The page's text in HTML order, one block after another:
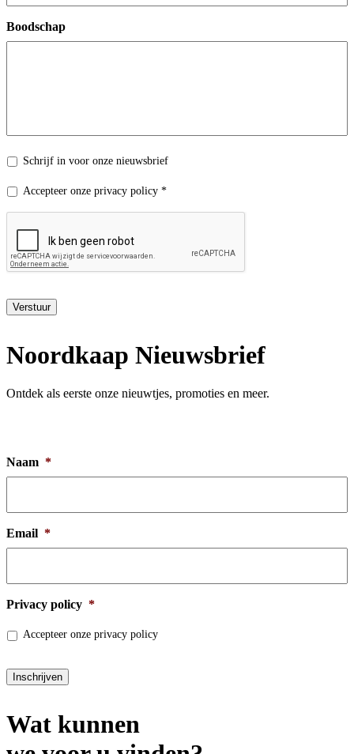
Boodschap
Nieuwsbrief
Schrijf in voor onze nieuwsbrief
Privacy
Accepteer onze privacy policy *
Verstuur
Noordkaap Nieuwsbrief
Ontdek als eerste onze nieuwtjes, promoties en meer.
Naam *
Email *
Privacy policy *
Accepteer onze privacy policy
Inschrijven
Wat kunnen